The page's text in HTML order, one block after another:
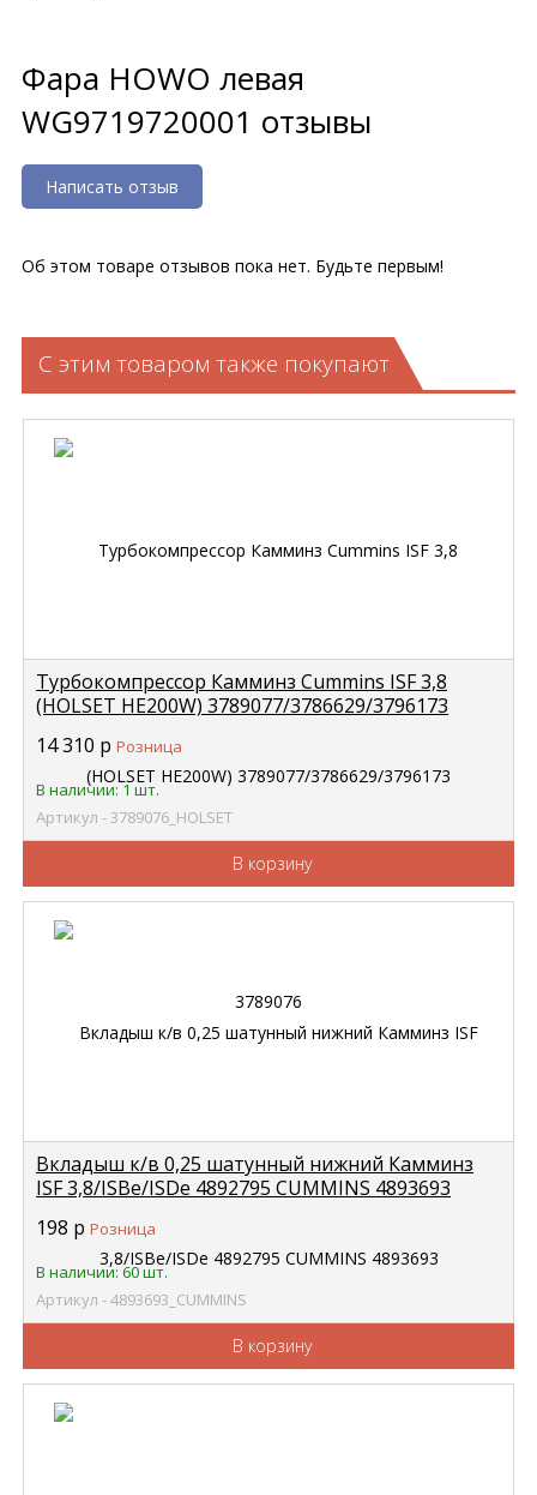
Фара HOWO левая
WG9719720001 отзывы
Написать отзыв
Об этом товаре отзывов пока нет. Будьте первым!
С этим товаром также покупают
Турбокомпрессор Камминз Cummins ISF 3,8
(HOLSET HE200W) 3789077/3786629/3796173
14 310 р Розница
В наличии: 1 шт.
Артикул - 3789076_HOLSET
В корзину
Вкладыш к/в 0,25 шатунный нижний Камминз
ISF 3,8/ISBe/ISDe 4892795 CUMMINS 4893693
198 р Розница
В наличии: 60 шт.
Артикул - 4893693_CUMMINS
В корзину